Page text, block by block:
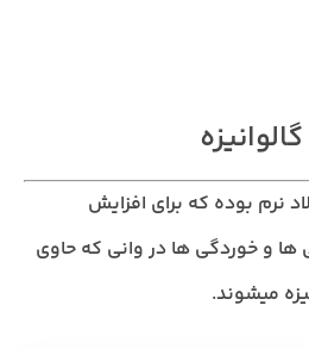
نرم بوده که برای افزایش
ها و خوردگی ها در وانی که حاوی
میشوند.